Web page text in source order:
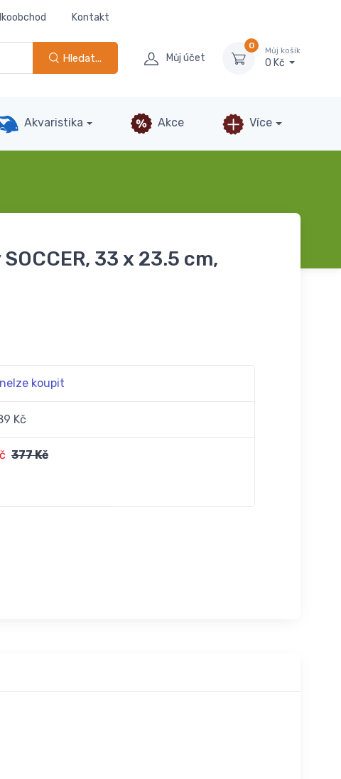
Kontakt
Hledat... Můj účet
0
Můj košík
0 Kč
Akvaristika Akce Více
33 x 23.5 cm,
koupit
Kč
377 Kč